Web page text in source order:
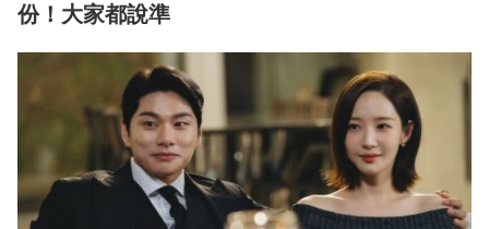
份！大家都說準